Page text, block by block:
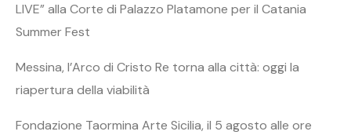
LIVE” alla Corte di Palazzo Platamone per il Catania
Summer Fest
Messina, l’Arco di Cristo Re torna alla città: oggi la
riapertura della viabilità
Fondazione Taormina Arte Sicilia, il 5 agosto alle ore